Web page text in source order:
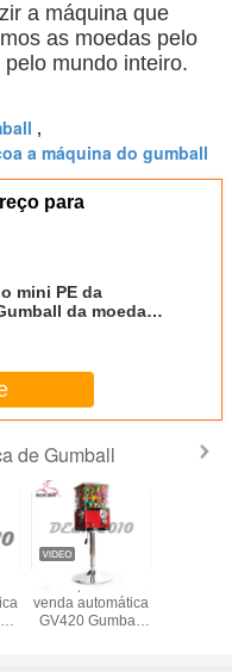
a máquina que
as moedas pelo
mundo inteiro.
,
a máquina do gumball
para
mini PE da
da moeda
de Gumball
Máquina de
venda automática
GV420 Gumball